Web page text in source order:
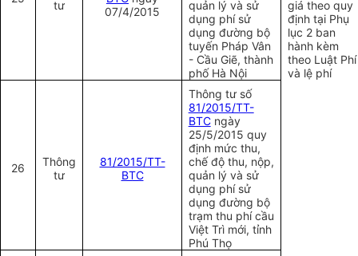
giá theo quy
định tại Phụ
lục 2 ban
hành kèm
theo Luật Phí
và lệ phí
tư
07/4/2015
quản lý và sử
dụng phí sử
dụng đường bộ
tuyến Pháp Vân
- Cầu Giẽ, thành
phốHà Nội
26
Thông
tư
81/2015/TT-
BTC
Thông tư số
81/2015/TT-
BTCngày
25/5/2015 quy
định mức thu,
chế độ thu, nộp,
quản lý và sử
dụng phí sử
dụng đường bộ
trạm thu phí cầu
Việt Trì mới, tỉnh
Phú Thọ